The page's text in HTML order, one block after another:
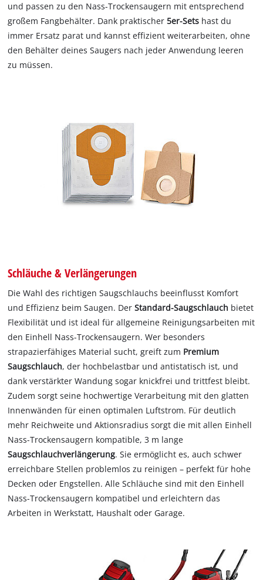
und passen zu den Nass-Trockensaugern mit entsprechend
großem Fangbehälter. Dank praktischer 5er-Sets hast du
immer Ersatz parat und kannst effizient weiterarbeiten, ohne
den Behälter deines Saugers nach jeder Anwendung leeren
zu müssen.
Schläuche & Verlängerungen
Die Wahl des richtigen Saugschlauchs beeinflusst Komfort
und Effizienz beim Saugen. DerStandard-Saugschlauch bietet
Flexibilität und ist ideal für allgemeine Reinigungsarbeiten mit
den Einhell Nass-Trockensaugern. Wer besonders
strapazierfähiges Material sucht, greift zum Premium
Saugschlauch, der hochbelastbar und antistatisch ist, und
dank verstärkter Wandung sogar knickfrei und trittfest bleibt.
Zudem sorgt seine hochwertige Verarbeitung mit den glatten
Innenwänden für einen optimalen Luftstrom. Für deutlich
mehr Reichweite und Aktionsradius sorgt die mit allen Einhell
Nass-Trockensaugern kompatible, 3 m lange
Saugschlauchverlängerung. Sie ermöglicht es, auch schwer
erreichbare Stellen problemlos zu reinigen – perfekt für hohe
Decken oder Engstellen. Alle Schläuche sind mit den Einhell
Nass-Trockensaugern kompatibel und erleichtern das
Arbeiten in Werkstatt, Haushalt oder Garage.